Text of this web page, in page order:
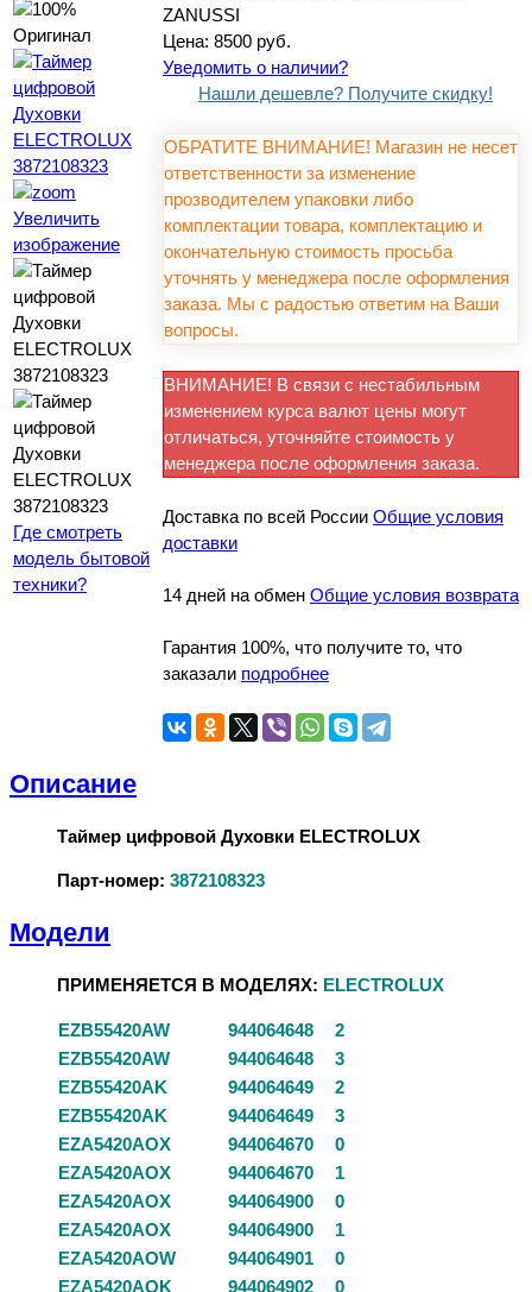
Увеличить
изображение
Где смотреть
модель бытовой
техники?
ZANUSSI
Цена: 8500 руб.
Уведомить о наличии?
Нашли дешевле? Получите скидку!
ОБРАТИТЕ ВНИМАНИЕ! Магазин не несет
ответственности за изменение
прозводителем упаковки либо
комплектации товара, комплектацию и
окончательную стоимость просьба
уточнять у менеджера после оформления
заказа. Мы с радостью ответим на Ваши
вопросы.
ВНИМАНИЕ! В связи с нестабильным
изменением курса валют цены могут
отличаться, уточняйте стоимость у
менеджера после оформления заказа.
Доставка по всей России Общие условия
доставки
14 дней на обмен Общие условия возврата
Гарантия 100%, что получите то, что
заказали подробнее
Описание
Таймер цифровой Духовки ELECTROLUX
Парт-номер: 3872108323
Модели
ПРИМЕНЯЕТСЯ В МОДЕЛЯХ: ELECTROLUX
EZB55420AW 944064648
2
EZB55420AW
944064648
3
EZB55420AK
944064649
2
EZB55420AK
944064649
3
EZA5420AOX
944064670
0
EZA5420AOX
944064670
1
EZA5420AOX
944064900
0
EZA5420AOX
944064900
1
EZA5420AOW
944064901
0
EZA5420AOK
944064902
0